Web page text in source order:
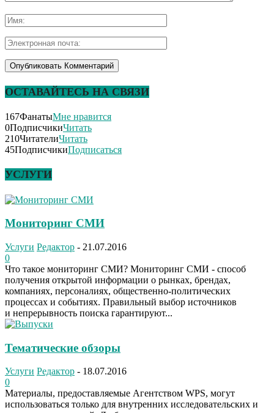
ОСТАВАЙТЕСЬ НА СВЯЗИ
167ФанатыМне нравится
0ПодписчикиЧитать
210ЧитателиЧитать
45ПодписчикиПодписаться
УСЛУГИ
Мониторинг СМИ
Услуги Редактор - 21.07.2016
0
Что такое мониторинг СМИ? Мониторинг СМИ - способ
получения открытой информации о рынках, брендах,
компаниях, персоналиях, общественно-политических
процессах и событиях. Правильный выбор источников
и непрерывность поиска гарантируют...
Тематические обзоры
Услуги Редактор - 18.07.2016
0
Материалы, предоставляемые Агентством WPS, могут
использоваться только для внутренних исследовательских и